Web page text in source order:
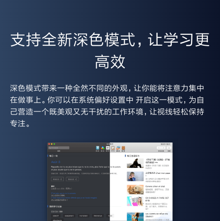
支持全新深色模式，让学习更
高效
深色模式带来一种全然不同的外观，让你能将注意力集中
在做事上。你可以在系统偏好设置中 开启这一模式，为自
己营造一个既美观又无干扰的工作环境，让视线轻松保持
专注。